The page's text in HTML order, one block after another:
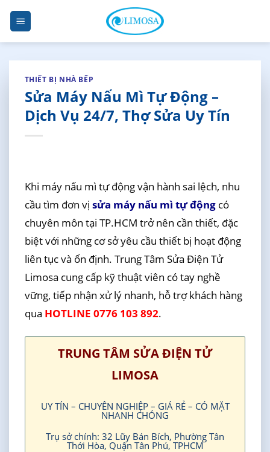
Skip
content
THIẾT BỊ NHÀ BẾP
Sửa Máy Nấu Mì Tự Động –
Dịch Vụ 24/7, Thợ Sửa Uy Tín
Khi máy nấu mì tự động vận hành sai lệch, nhu
cầu tìm đơn vị sửa máy nấu mì tự động có
chuyên môn tại TP.HCM trở nên cần thiết, đặc
biệt với những cơ sở yêu cầu thiết bị hoạt động
liên tục và ổn định. Trung Tâm Sửa Điện Tử
Limosa cung cấp kỹ thuật viên có tay nghề
vững, tiếp nhận xử lý nhanh, hỗ trợ khách hàng
qua HOTLINE 0776 103 892.
TRUNG TÂM SỬA ĐIỆN TỬ
LIMOSA
UY TÍN – CHUYÊN NGHIỆP – GIÁ RẺ – CÓ MẶT
NHANH CHÓNG
Trụ sở chính: 32 Lũy Bán Bích, Phường Tân
Thới Hòa, Quận Tân Phú, TPHCM